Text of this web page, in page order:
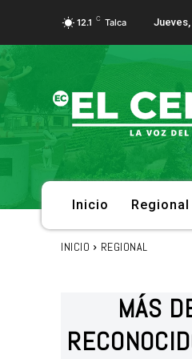
12.1 C Talca
Inicio Regional
INICIO REGIONAL
MÁS